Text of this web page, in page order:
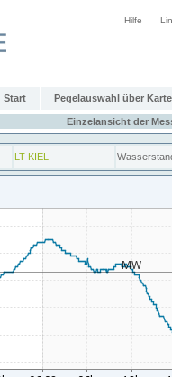
Hilfe
Start Pegelauswahl über Karte
Einzelansicht der
LT KIEL